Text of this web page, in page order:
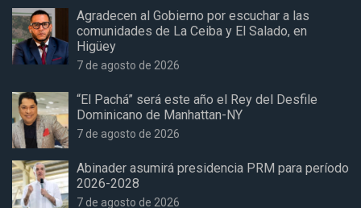
Agradecen al Gobierno por escuchar a las
comunidades de La Ceiba y El Salado, en
Higüey
7 de agosto de 2026
“El Pachá” será este año el Rey del Desfile
Dominicano de Manhattan-NY
7 de agosto de 2026
Abinader asumirá presidencia PRM para período
2026-2028
7 de agosto de 2026